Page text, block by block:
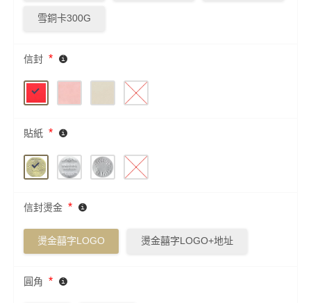
雪銅卡300G
信封 *
貼紙 *
信封燙金 *
燙金囍字LOGO 燙金囍字LOGO+地址
圓角 *